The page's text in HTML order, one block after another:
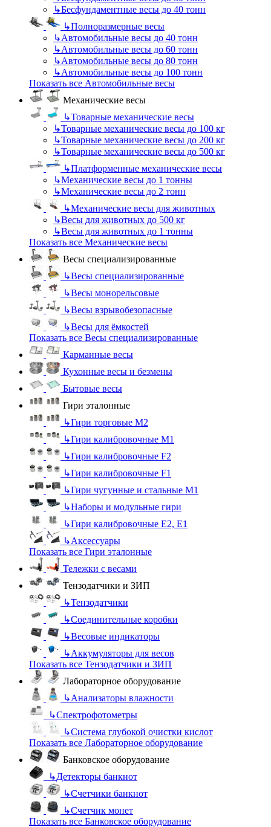
↳Бесфундаментные весы до 40 тонн
↳Полноразмерные весы
↳Автомобильные весы до 40 тонн
↳Автомобильные весы до 60 тонн
↳Автомобильные весы до 80 тонн
↳Автомобильные весы до 100 тонн
Показать все Автомобильные весы
Механические весы
↳Товарные механические весы
↳Товарные механические весы до 100 кг
↳Товарные механические весы до 200 кг
↳Товарные механические весы до 500 кг
↳Платформенные механические весы
↳Механические весы до 1 тонны
↳Механические весы до 2 тонн
↳Механические весы для животных
↳Весы для животных до 500 кг
↳Весы для животных до 1 тонны
Показать все Механические весы
Весы специализированные
↳Весы специализированные
↳Весы монорельсовые
↳Весы взрывобезопасные
↳Весы для ёмкостей
Показать все Весы специализированные
Карманные весы
Кухонные весы и безмены
Бытовые весы
Гири эталонные
↳Гири торговые М2
↳Гири калибровочные М1
↳Гири калибровочные F2
↳Гири калибровочные F1
↳Гири чугунные и стальные М1
↳Наборы и модульные гири
↳Гири калибровочные E2, Е1
↳Аксессуары
Показать все Гири эталонные
Тележки с весами
Тензодатчики и ЗИП
↳Тензодатчики
↳Соединительные коробки
↳Весовые индикаторы
↳Аккумуляторы для весов
Показать все Тензодатчики и ЗИП
Лабораторное оборудование
↳Анализаторы влажности
↳Спектрофотометры
↳Система глубокой очистки кислот
Показать все Лабораторное оборудование
Банковское оборудование
↳Детекторы банкнот
↳Счетчики банкнот
↳Счетчик монет
Показать все Банковское оборудование